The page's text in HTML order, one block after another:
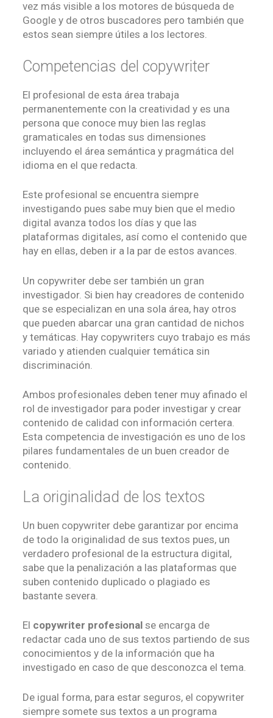
vez más visible a los motores de búsqueda de
Google y de otros buscadores pero también que
estos sean siempre útiles a los lectores.
Competencias del copywriter
El profesional de esta área trabaja
permanentemente con la creatividad y es una
persona que conoce muy bien las reglas
gramaticales en todas sus dimensiones
incluyendo el área semántica y pragmática del
idioma en el que redacta.
Este profesional se encuentra siempre
investigando pues sabe muy bien que el medio
digital avanza todos los días y que las
plataformas digitales, así como el contenido que
hay en ellas, deben ir a la par de estos avances.
Un copywriter debe ser también un gran
investigador. Si bien hay creadores de contenido
que se especializan en una sola área, hay otros
que pueden abarcar una gran cantidad de nichos
y temáticas. Hay copywriters cuyo trabajo es más
variado y atienden cualquier temática sin
discriminación.
Ambos profesionales deben tener muy afinado el
rol de investigador para poder investigar y crear
contenido de calidad con información certera.
Esta competencia de investigación es uno de los
pilares fundamentales de un buen creador de
contenido.
La originalidad de los textos
Un buen copywriter debe garantizar por encima
de todo la originalidad de sus textos pues, un
verdadero profesional de la estructura digital,
sabe que la penalización a las plataformas que
suben contenido duplicado o plagiado es
bastante severa.
El copywriter profesionalse encarga de
redactar cada uno de sus textos partiendo de sus
conocimientos y de la información que ha
investigado en caso de que desconozca el tema.
De igual forma, para estar seguros, el copywriter
siempre somete sus textos a un programa